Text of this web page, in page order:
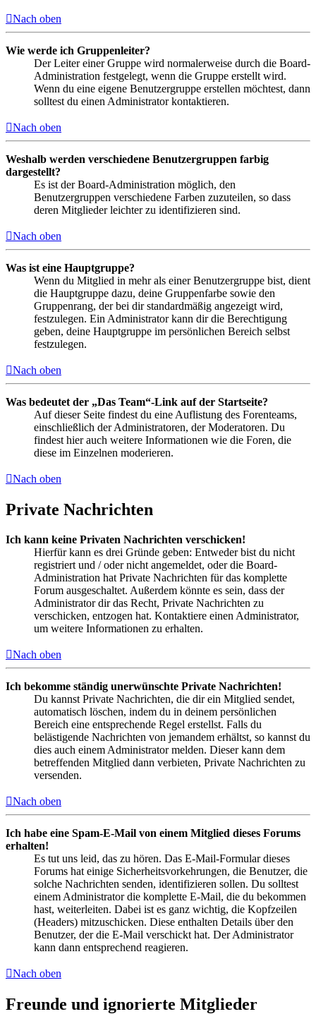
Nach oben
Wie werde ich Gruppenleiter?
Der Leiter einer Gruppe wird normalerweise durch die Board-
Administration festgelegt, wenn die Gruppe erstellt wird.
Wenn du eine eigene Benutzergruppe erstellen möchtest, dann
solltest du einen Administrator kontaktieren.
Nach oben
Weshalb werden verschiedene Benutzergruppen farbig
dargestellt?
Es ist der Board-Administration möglich, den
Benutzergruppen verschiedene Farben zuzuteilen, so dass
deren Mitglieder leichter zu identifizieren sind.
Nach oben
Was ist eine Hauptgruppe?
Wenn du Mitglied in mehr als einer Benutzergruppe bist, dient
die Hauptgruppe dazu, deine Gruppenfarbe sowie den
Gruppenrang, der bei dir standardmäßig angezeigt wird,
festzulegen. Ein Administrator kann dir die Berechtigung
geben, deine Hauptgruppe im persönlichen Bereich selbst
festzulegen.
Nach oben
Was bedeutet der „Das Team“-Link auf der Startseite?
Auf dieser Seite findest du eine Auflistung des Forenteams,
einschließlich der Administratoren, der Moderatoren. Du
findest hier auch weitere Informationen wie die Foren, die
diese im Einzelnen moderieren.
Nach oben
Private Nachrichten
Ich kann keine Privaten Nachrichten verschicken!
Hierfür kann es drei Gründe geben: Entweder bist du nicht
registriert und / oder nicht angemeldet, oder die Board-
Administration hat Private Nachrichten für das komplette
Forum ausgeschaltet. Außerdem könnte es sein, dass der
Administrator dir das Recht, Private Nachrichten zu
verschicken, entzogen hat. Kontaktiere einen Administrator,
um weitere Informationen zu erhalten.
Nach oben
Ich bekomme ständig unerwünschte Private Nachrichten!
Du kannst Private Nachrichten, die dir ein Mitglied sendet,
automatisch löschen, indem du in deinem persönlichen
Bereich eine entsprechende Regel erstellst. Falls du
belästigende Nachrichten von jemandem erhältst, so kannst du
dies auch einem Administrator melden. Dieser kann dem
betreffenden Mitglied dann verbieten, Private Nachrichten zu
versenden.
Nach oben
Ich habe eine Spam-E-Mail von einem Mitglied dieses Forums
erhalten!
Es tut uns leid, das zu hören. Das E-Mail-Formular dieses
Forums hat einige Sicherheitsvorkehrungen, die Benutzer, die
solche Nachrichten senden, identifizieren sollen. Du solltest
einem Administrator die komplette E-Mail, die du bekommen
hast, weiterleiten. Dabei ist es ganz wichtig, die Kopfzeilen
(Headers) mitzuschicken. Diese enthalten Details über den
Benutzer, der die E-Mail verschickt hat. Der Administrator
kann dann entsprechend reagieren.
Nach oben
Freunde und ignorierte Mitglieder